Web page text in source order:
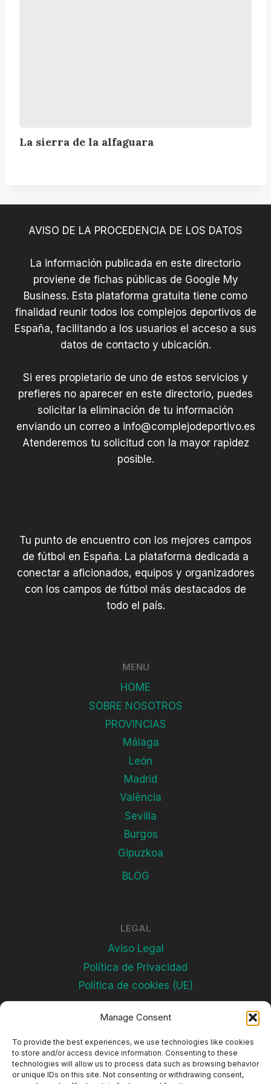
Manage Consent
To provide the best experiences, we use technologies like cookies
to store and/or access device information. Consenting to these
technologies will allow us to process data such as browsing behavior
or unique IDs on this site. Not consenting or withdrawing consent,
u
La sierra de la alfaguara
AVISO DE LA PROCEDENCIA DE LOS DATOS
La información publicada en este directorio
proviene de fichas públicas de Google My
Business. Esta plataforma gratuita tiene como
finalidad reunir todos los complejos deportivos de
España, facilitando a los usuarios el acceso a sus
datos de contacto y ubicación.
Si eres propietario de uno de estos servicios y
prefieres no aparecer en este directorio, puedes
solicitar la eliminación de tu información
enviando un correo a info@complejodeportivo.es
Atenderemos tu solicitud con la mayor rapidez
posible.
Tu punto de encuentro con los mejores campos
de fútbol en España. La plataforma dedicada a
conectar a aficionados, equipos y organizadores
con los campos de fútbol más destacados de
todo el país.
MENU
HOME
SOBRE NOSOTROS
PROVINCIAS
Málaga
León
Madrid
València
Sevilla
Burgos
Gipuzkoa
BLOG
LEGAL
Aviso Legal
Política de Privacidad
Política de cookies (UE)
Subscríbete